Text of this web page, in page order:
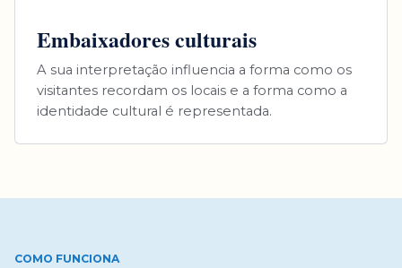
Embaixadores culturais
A sua interpretação influencia a forma como os
visitantes recordam os locais e a forma como a
identidade cultural é representada.
COMO FUNCIONA